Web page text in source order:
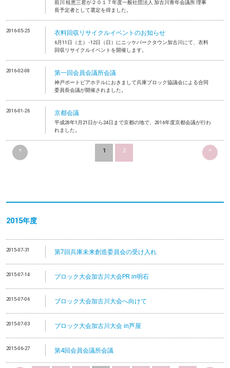
前川 桂恵三君が２０１７年度一般社団法人 加古川青年会議所 理事
長予定者として選定を得ました。
2016-05-25 衣料回収リサイクルイベントのお知らせ
6月11日（土）･12日（日）にニッケパークタウン加古川にて、衣料
回収リサイクルイベントを開催します。
2016-02-08 第一回会員会議所会議
神戸ポートピアホテルにおきまして兵庫ブロック協議会による合同
委員長会議が開催されました。
2016-01-26 京都会議
平成28年1月21日から24日まで京都の地で、2016年度京都会議が行わ
れました。
< 1 2 >
2015年度
2015-07-31 第7回兵庫未来創造委員会の受け入れ
2015-07-14 ブロック大会加古川大会PR in明石
2015-07-06 ブロック大会加古川大会へ向けて
2015-07-03 ブロック大会加古川大会 in芦屋
2015-06-27 第4回会員会議所会議